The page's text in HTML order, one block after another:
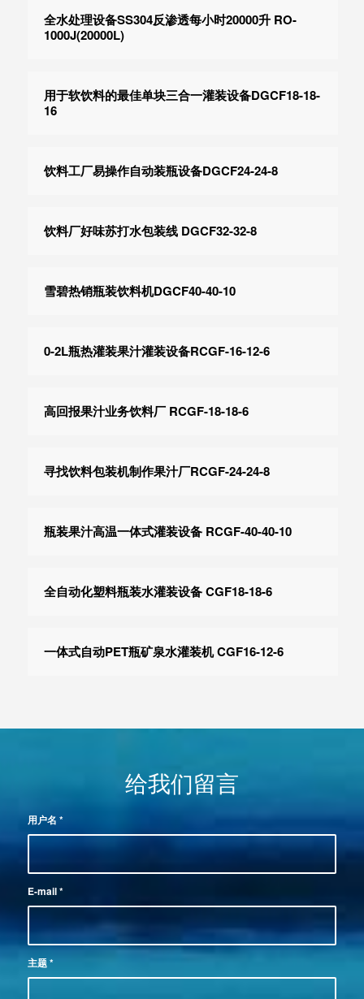
全水处理设备SS304反渗透每小时20000升 RO-
1000J(20000L)
用于软饮料的最佳单块三合一灌装设备DGCF18-18-
16
饮料工厂易操作自动装瓶设备DGCF24-24-8
饮料厂好味苏打水包装线 DGCF32-32-8
雪碧热销瓶装饮料机DGCF40-40-10
0-2L瓶热灌装果汁灌装设备RCGF-16-12-6
高回报果汁业务饮料厂 RCGF-18-18-6
寻找饮料包装机制作果汁厂RCGF-24-24-8
瓶装果汁高温一体式灌装设备 RCGF-40-40-10
全自动化塑料瓶装水灌装设备 CGF18-18-6
一体式自动PET瓶矿泉水灌装机 CGF16-12-6
给我们留言
用户名 *
E-mail*
主题*